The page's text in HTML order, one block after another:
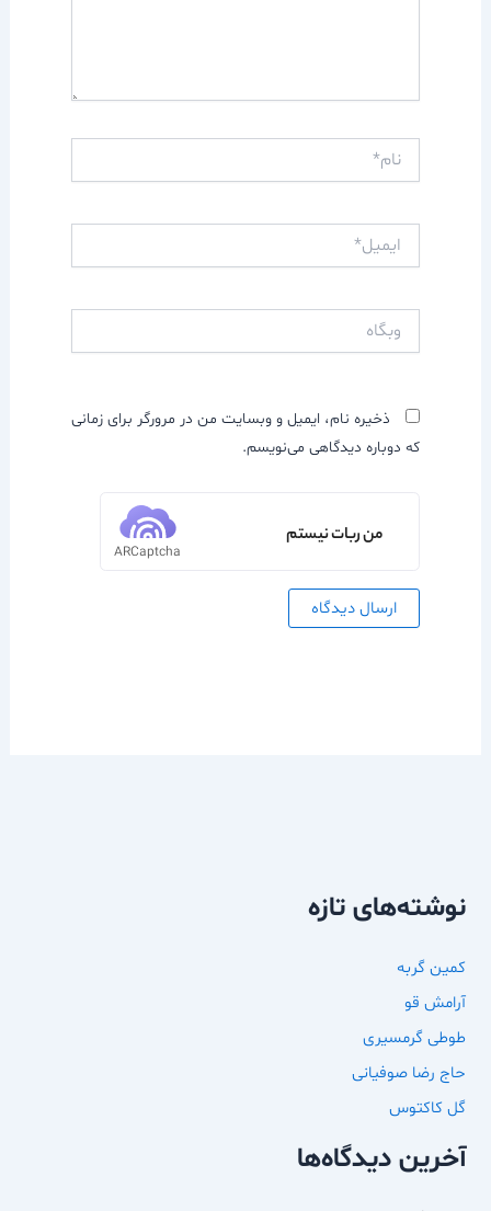
ذخیره نام، ایمیل و وبسایت من در مرورگر برای زمانی
که دوباره دیدگاهی می‌نویسم.
من ربات نیستم
ARCaptcha
نوشته‌های تازه
کمین گربه
آرامش قو
طوطی گرمسیری
حاج رضا صوفیانی
گل کاکتوس
آخرین دیدگاه‌ها